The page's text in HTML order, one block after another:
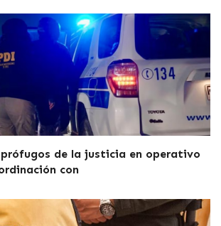
de la justicia en operativo
con